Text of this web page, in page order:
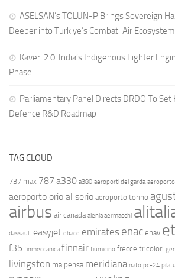
ASELSAN’s TOLUN-P Brings Sovereign
Deeper into Türkiye’s Combat-Air Ecosystem
Kaveri 2.0: India’s Indigenous Fighter
Phase
Parliamentary Panel Directs DRDO To
Defence R&D Roadmap
TAG CLOUD
737 max 787 a330 a380 aeroporti del garda
aeroporto orio al serio aeroporto torino
airbus air canada alenia aermacchi
dassault easyjet ebace emirates enac enav
f35 finmeccanica finnair fiumicino frecce tricolori
livingston malpensa meridiana nato pc-24